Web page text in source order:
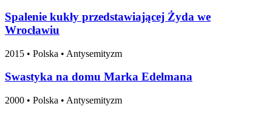
Spalenie kukły przedstawiającej Żyda we
Wrocławiu
2015 • Polska • Antysemityzm
Swastyka na domu Marka Edelmana
2000 • Polska • Antysemityzm